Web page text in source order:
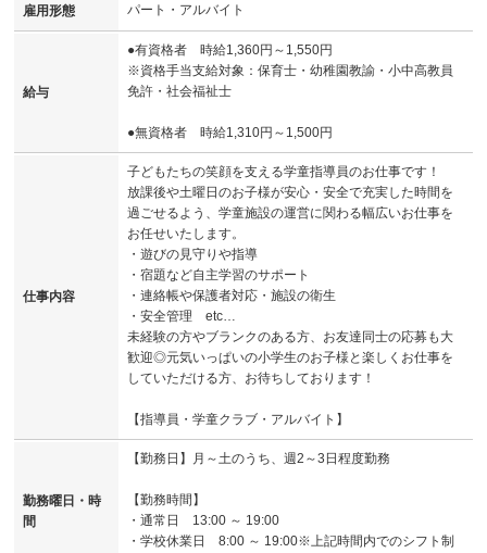
雇用形態 パート・アルバイト
給与
●有資格者 時給1,360円～1,550円
※資格手当支給対象：保育士・幼稚園教諭・小中高教員
免許・社会福祉士
●無資格者 時給1,310円～1,500円
仕事内容
子どもたちの笑顔を支える学童指導員のお仕事です！
放課後や土曜日のお子様が安心・安全で充実した時間を
過ごせるよう、学童施設の運営に関わる幅広いお仕事を
お任せいたします。
・遊びの見守りや指導
・宿題など自主学習のサポート
・連絡帳や保護者対応・施設の衛生
・安全管理 etc…
未経験の方やブランクのある方、お友達同士の応募も大
歓迎◎元気いっぱいの小学生のお子様と楽しくお仕事を
していただける方、お待ちしております！
【指導員・学童クラブ・アルバイト】
勤務曜日・時
間
【勤務日】月～土のうち、週2～3日程度勤務
【勤務時間】
・通常日 13:00 ～ 19:00
・学校休業日 8:00 ～ 19:00※上記時間内でのシフト制